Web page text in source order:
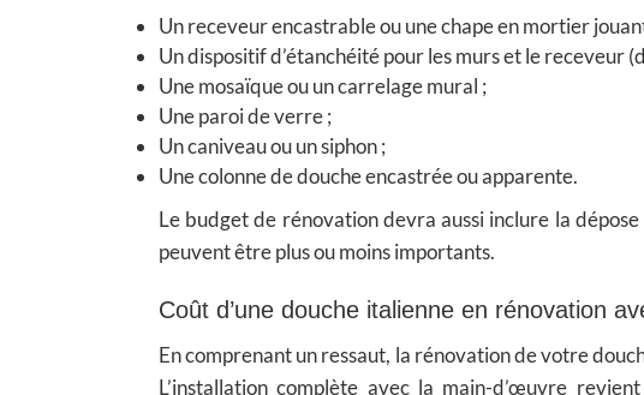
Un receveur encastrable ou une chape en mortier
Un dispositif d’étanchéité pour les murs et le receveur
Une mosaïque ou un carrelage mural ;
Une paroi de verre ;
Un caniveau ou un siphon ;
Une colonne de douche encastrée ou apparente.
Le budget de rénovation devra aussi inclure la
peuvent être plus ou moins importants.
Coût d’une douche italienne en rénovation
En comprenant un ressaut, la rénovation de votre
L’installation complète avec la main-d’œuvre